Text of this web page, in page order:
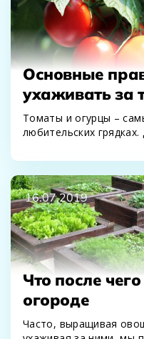
Основные
ухаживать за
Томаты и огурцы –
любительских
16.07.2019
Что после
огороде
Часто, выращивая